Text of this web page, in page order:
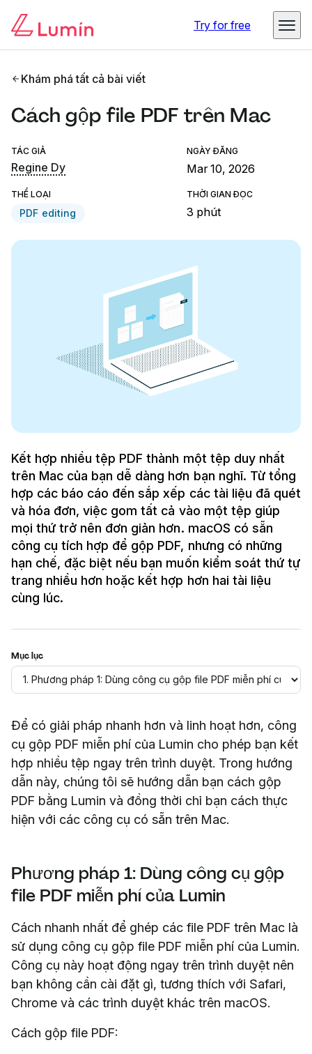
Try for free
Khám phá tất cả bài viết
Cách gộp file PDF trên Mac
TÁC GIẢ
Regine Dy
NGÀY ĐĂNG
Mar 10, 2026
THỂ LOẠI
PDF editing
THỜI GIAN ĐỌC
3 phút
Kết hợp nhiều tệp PDF thành một tệp duy nhất
trên Mac của bạn dễ dàng hơn bạn nghĩ. Từ tổng
hợp các báo cáo đến sắp xếp các tài liệu đã quét
và hóa đơn, việc gom tất cả vào một tệp giúp
mọi thứ trở nên đơn giản hơn. macOS có sẵn
công cụ tích hợp để gộp PDF, nhưng có những
hạn chế, đặc biệt nếu bạn muốn kiểm soát thứ tự
trang nhiều hơn hoặc kết hợp hơn hai tài liệu
cùng lúc.
Mục lục
Để có giải pháp nhanh hơn và linh hoạt hơn, công
cụ gộp PDF miễn phí của Lumin cho phép bạn kết
hợp nhiều tệp ngay trên trình duyệt. Trong hướng
dẫn này, chúng tôi sẽ hướng dẫn bạn cách gộp
PDF bằng Lumin và đồng thời chỉ bạn cách thực
hiện với các công cụ có sẵn trên Mac.
Phương pháp 1: Dùng công cụ gộp
file PDF miễn phí của Lumin
Cách nhanh nhất để ghép các file PDF trên Mac là
sử dụng công cụ gộp file PDF miễn phí của Lumin.
Công cụ này hoạt động ngay trên trình duyệt nên
bạn không cần cài đặt gì, tương thích với Safari,
Chrome và các trình duyệt khác trên macOS.
Cách gộp file PDF: